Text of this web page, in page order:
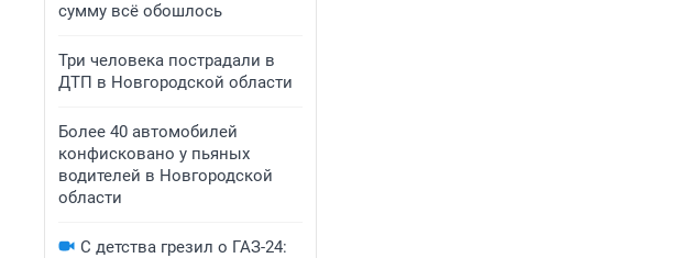
сумму всё обошлось
Три человека пострадали в
ДТП в Новгородской области
Более 40 автомобилей
конфисковано у пьяных
водителей в Новгородской
области
С детства грезил о ГАЗ-24: